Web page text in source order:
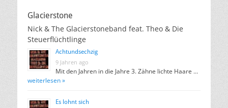
Glacierstone
Nick & The Glacierstoneband feat. Theo & Die
Steuerflüchtlinge
Achtundsechzig
9 Jahren ago
Mit den Jahren in die Jahre 3. Zähne lichte Haare …
weiterlesen »
Es lohnt sich